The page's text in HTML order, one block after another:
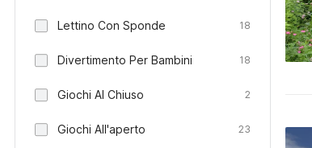
Lettino Con Sponde 18
Divertimento Per Bambini 18
Giochi Al Chiuso 2
Giochi All'aperto 23